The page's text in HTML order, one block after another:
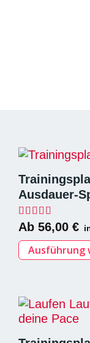
Ausdauer-
Bewertet
Ab 56,00 €
Ausführung